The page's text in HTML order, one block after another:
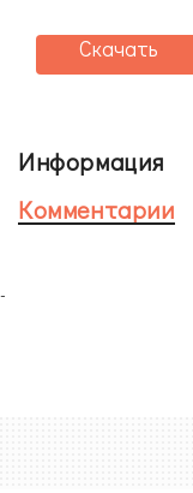
Скачать
Информация
Комментарии
-